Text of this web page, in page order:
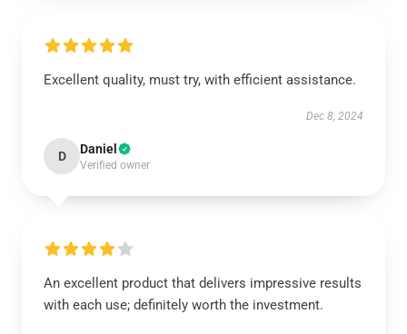
Excellent quality, must try, with efficient assistance.
Dec 8, 2024
D Daniel
Verified owner
An excellent product that delivers impressive results
with each use; definitely worth the investment.